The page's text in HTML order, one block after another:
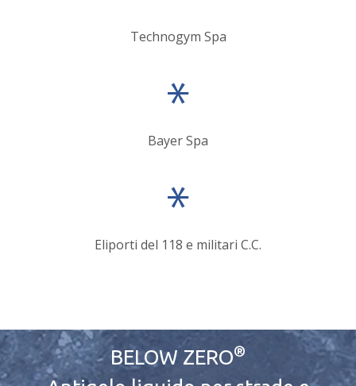
Technogym Spa
Bayer Spa
Eliporti del 118 e militari C.C.
BELOW ZERO®